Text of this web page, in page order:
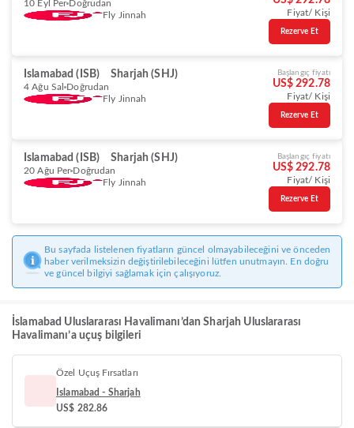
10 Eyl Per Doğrudan
Fly Jinnah
Fiyat/ Kişi
Rezerve Et
Islamabad (ISB) Sharjah (SHJ)
4 Ağu Sal Doğrudan
Fly Jinnah
Başlangıç fiyatı
US$ 292.78
Fiyat/ Kişi
Rezerve Et
Islamabad (ISB) Sharjah (SHJ)
20 Ağu Per Doğrudan
Fly Jinnah
Başlangıç fiyatı
US$ 292.78
Fiyat/ Kişi
Rezerve Et
Bu sayfada listelenen fiyatların güncel olmayabileceğini ve önceden
haber verilmeksizin değiştirilebileceğini lütfen unutmayın. En doğru
ve güncel bilgiyi sağlamak için çalışıyoruz.
İslamabad Uluslararası Havalimanı’dan Sharjah Uluslararası
Havalimanı’a uçuş bilgileri
Özel Uçuş Fırsatları
Islamabad - Sharjah
US$ 282.86